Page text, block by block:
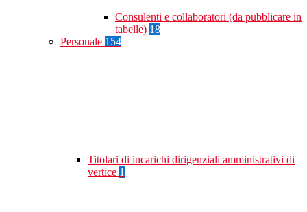
Consulenti e collaboratori (da pubblicare in
tabelle) 18
Personale 154
Titolari di incarichi dirigenziali amministrativi di
vertice 1